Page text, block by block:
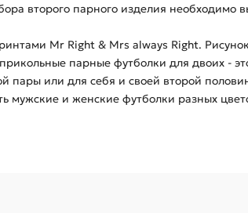
второго парного изделия необходимо
Mr Right & Mrs always Right.
парные футболки для двоих -
или для себя и своей второй
мужские и женские футболки разных